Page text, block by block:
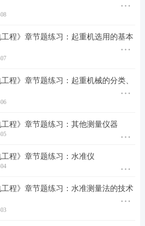
程》章节题练习：起重机选用的基本
程》章节题练习：起重机械的分类、
程》章节题练习：其他测量仪器
程》章节题练习：水准仪
程》章节题练习：水准测量法的技术